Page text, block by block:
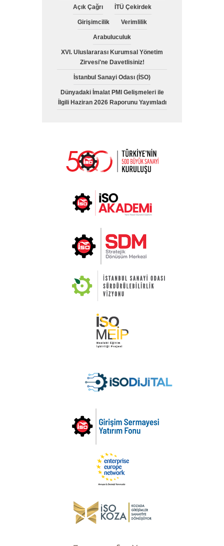
Açık Çağrı İTÜ Çekirdek
Girişimcilik Verimlilik
Arabuluculuk
XVI. Uluslararası Kurumsal Yönetim
Zirvesi'ne Davetlisiniz!
İstanbul Sanayi Odası (İSO)
Dünyadaki İmalat PMI Gelişmeleri ile
İlgili Haziran 2026 Raporunu Yayımladı